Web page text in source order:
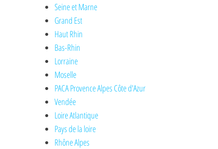
Seine et Marne
Grand Est
Haut Rhin
Bas-Rhin
Lorraine
Moselle
PACA Provence Alpes Côte d'Azur
Vendée
Loire Atlantique
Pays de la loire
Rhône Alpes